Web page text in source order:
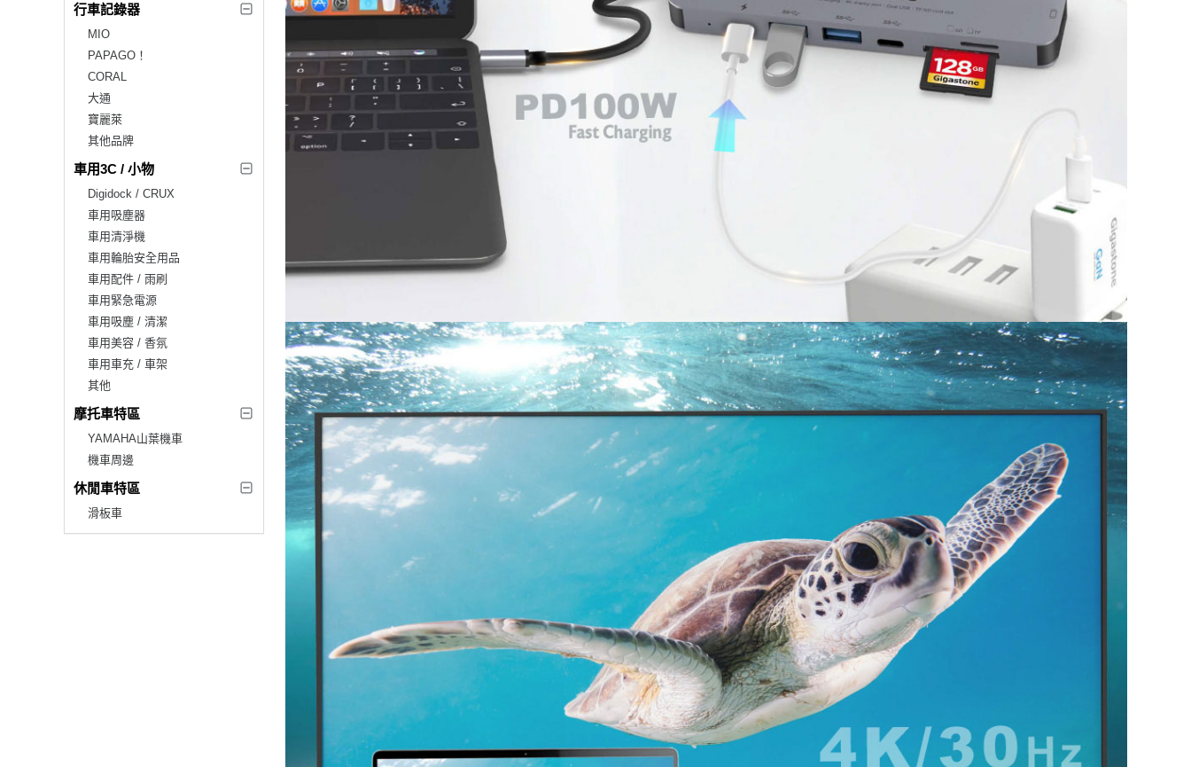
行車記錄器
MIO
PAPAGO！
CORAL
大通
寶麗萊
其他品牌
車用3C / 小物
Digidock / CRUX
車用吸塵器
車用清淨機
車用輪胎安全用品
車用配件 / 雨刷
車用緊急電源
車用吸塵 / 清潔
車用美容 / 香氛
車用車充 / 車架
其他
摩托車特區
YAMAHA山葉機車
機車周邊
休閒車特區
滑板車